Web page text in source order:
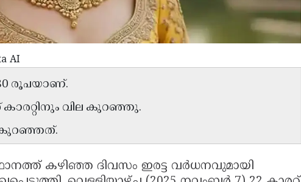
AI
രൂപയാണ്.
കാരറ്റിനും വില കുറഞ്ഞു.
കുറഞ്ഞത്.
കഴിഞ്ഞ ദിവസം ഇരട്ട വർധനവുമായി